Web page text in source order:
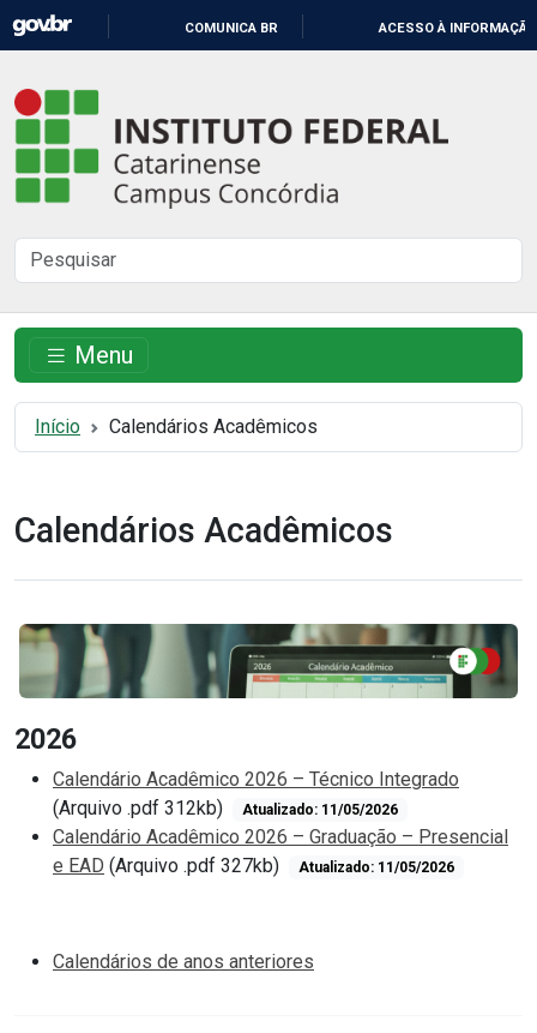
CONTEÚDO
COMUNICA BR ACESSO À INFORMAÇÃO
Instituto
Federal
Catarinense
-
Campus
Concórdia
Buscar
no
site
Menu
Início Calendários Acadêmicos
Calendários Acadêmicos
2026
Calendário Acadêmico 2026 – Técnico Integrado
(Arquivo .pdf 312kb)
Atualizado: 11/05/2026
Calendário Acadêmico 2026 – Graduação – Presencial
e EAD (Arquivo .pdf 327kb) Atualizado: 11/05/2026
Calendários de anos anteriores